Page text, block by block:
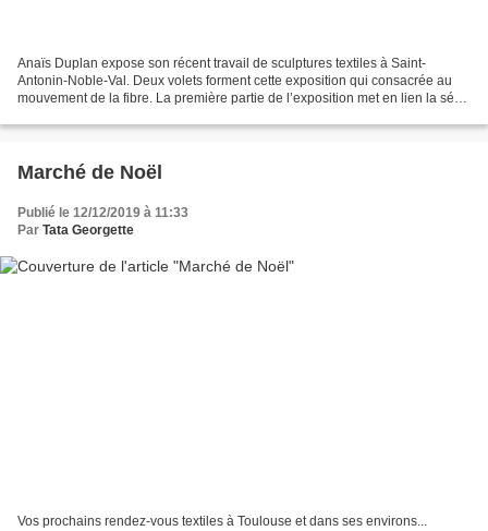
Anaïs Duplan expose son récent travail de sculptures textiles à Saint-
Antonin-Noble-Val. Deux volets forment cette exposition qui consacrée au
mouvement de la fibre. La première partie de l’exposition met en lien la série
Marché de Noël
Publié le 12/12/2019 à 11:33
Par Tata Georgette
Vos prochains rendez-vous textiles à Toulouse et dans ses environs...